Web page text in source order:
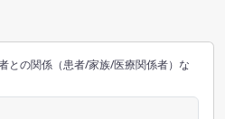
との関係（患者/家族/医療関係者）な